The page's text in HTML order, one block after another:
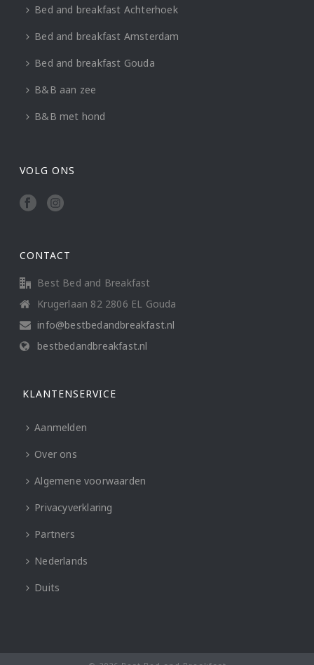
Bed and breakfast Achterhoek
Bed and breakfast Amsterdam
Bed and breakfast Gouda
B&B aan zee
B&B met hond
VOLG ONS
CONTACT
Best Bed and Breakfast
Krugerlaan 82 2806 EL Gouda
info@bestbedandbreakfast.nl
bestbedandbreakfast.nl
KLANTENSERVICE
Aanmelden
Over ons
Algemene voorwaarden
Privacyverklaring
Partners
Nederlands
Duits